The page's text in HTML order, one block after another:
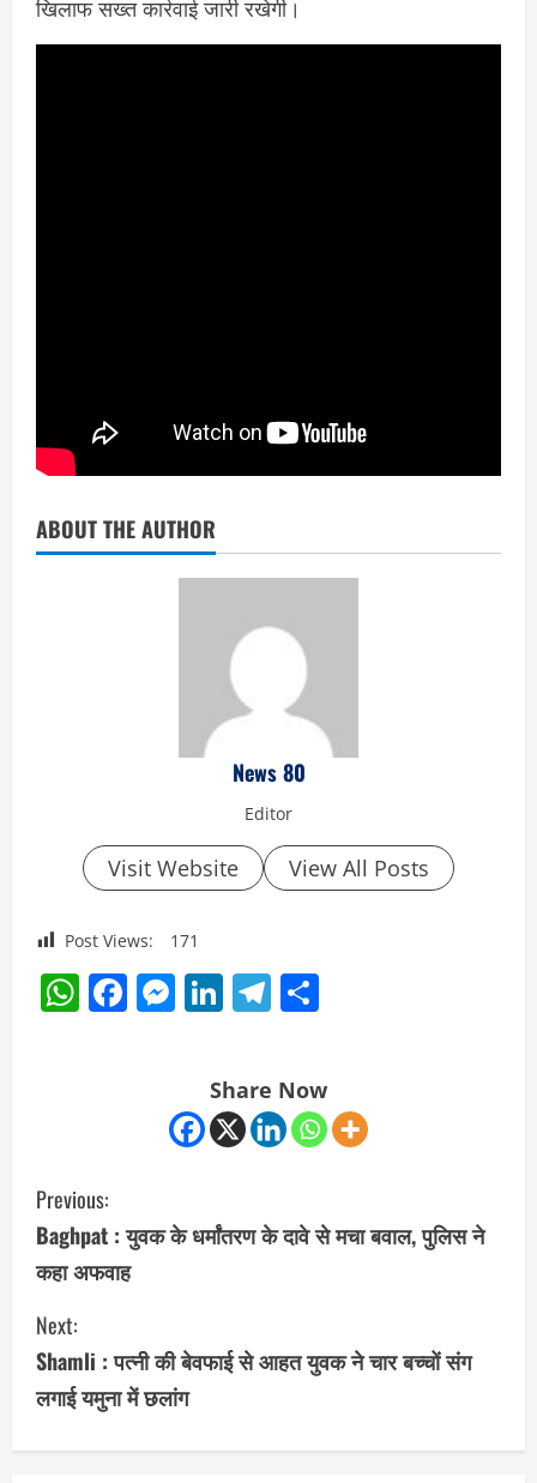
खिलाफ सख्त कार्रवाई जारी रखेगी।
ABOUT THE AUTHOR
News 80
Editor
Visit Website View All Posts
Post Views: 171
WhatsApp
Facebook
Messenger
LinkedIn
Telegram
Share Now
C
o
n
t
i
n
Previous:
Baghpat : युवक के धर्मांतरण के दावे से मचा बवाल, पुलिस ने
कहा अफवाह
Next:
Shamli : पत्नी की बेवफाई से आहत युवक ने चार बच्चों संग
लगाई यमुना में छलांग